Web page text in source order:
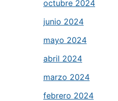
octubre 2024
junio 2024
mayo 2024
abril 2024
marzo 2024
febrero 2024